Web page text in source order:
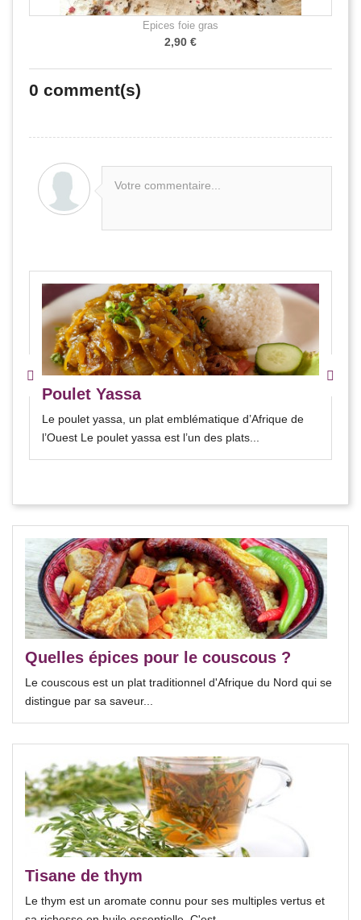
Épices foie gras
2,90 €
0 comment(s)
Votre commentaire...
Poulet Yassa
Le poulet yassa, un plat emblématique d’Afrique de
l’Ouest Le poulet yassa est l’un des plats...
Quelles épices pour le couscous ?
Le couscous est un plat traditionnel d'Afrique du Nord qui se
distingue par sa saveur...
Tisane de thym
Le thym est un aromate connu pour ses multiples vertus et